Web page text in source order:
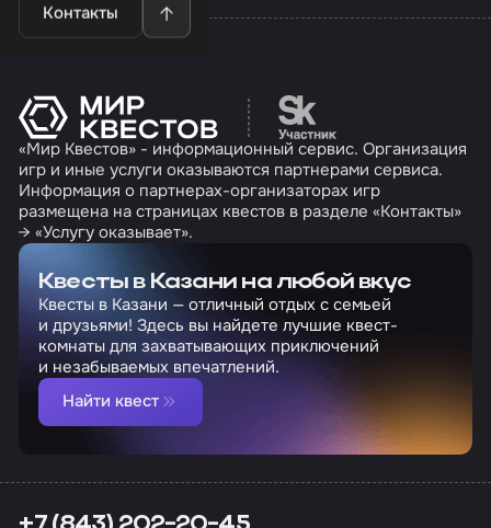
Контакты
Перейти на сайт
«Мир Квестов» - информационный сервис. Организация
игр и иные услуги оказываются партнерами сервиса.
Информация о партнерах-организаторах игр
размещена на страницах квестов в разделе «Контакты»
→ «Услугу оказывает».
Квесты в Казани на любой вкус
Квесты в Казани — отличный отдых с семьей
и друзьями! Здесь вы найдете лучшие квест-
комнаты для захватывающих приключений
и незабываемых впечатлений.
Найти квест